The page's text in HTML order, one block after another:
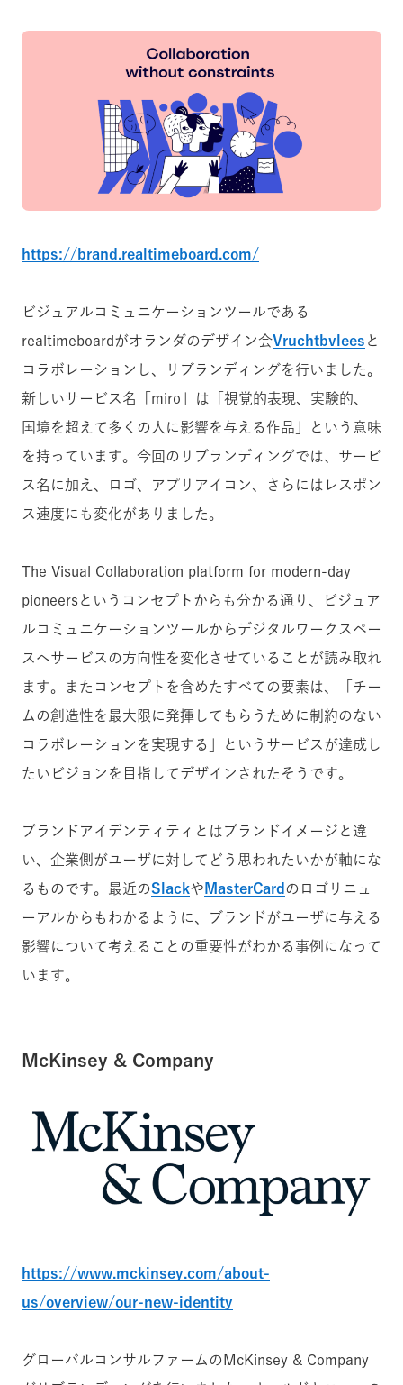
https://brand.realtimeboard.com/
ビジュアルコミュニケーションツールである
realtimeboardがオランダのデザイン会Vruchtbvlees と
コラボレーションし、リブランディングを行いました。
新しいサービス名「miro」は「視覚的表現、実験的、
国境を超えて多くの人に影響を与える作品」という意味
を持っています。今回のリブランディングでは、サービ
ス名に加え、ロゴ、アプリアイコン、さらにはレスポン
ス速度にも変化がありました。
The Visual Collaboration platform for modern-day
pioneersというコンセプトからも分かる通り、ビジュア
ルコミュニケーションツールからデジタルワークスペー
スへサービスの方向性を変化させていることが読み取れ
ます。またコンセプトを含めたすべての要素は、「チー
ムの創造性を最大限に発揮してもらうために制約のない
コラボレーションを実現する」というサービスが達成し
たいビジョンを目指してデザインされたそうです。
ブランドアイデンティティとはブランドイメージと違
い、企業側がユーザに対してどう思われたいかが軸にな
るものです。最近のSlackや MasterCard のロゴリニュ
ーアルからもわかるように、ブランドがユーザに与える
影響について考えることの重要性がわかる事例になって
います。
McKinsey & Company
https://www.mckinsey.com/about-
us/overview/our-new-identity
グローバルコンサルファームのMcKinsey & Company